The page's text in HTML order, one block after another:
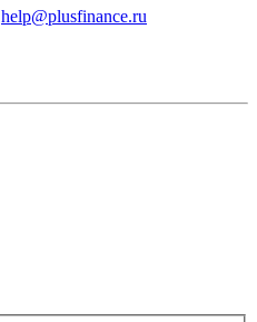
help@plusfinance.ru